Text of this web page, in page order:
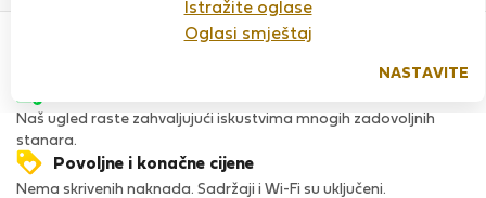
Istražite oglase
Oglasi smještaj
NASTAVITE
Povjerenje & Sigurnost
Naš ugled raste zahvaljujući iskustvima mnogih zadovoljnih
stanara.
Povoljne i konačne cijene
Nema skrivenih naknada. Sadržaji i Wi-Fi su uključeni.